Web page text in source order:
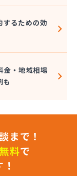
/
ー/
するための効
金・地域相場
も
まで！
無料で